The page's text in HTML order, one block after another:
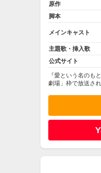
原作
脚本
メインキャスト
主題歌・挿入歌
公式サイト
『愛という名のも
劇場」枠で放送さ